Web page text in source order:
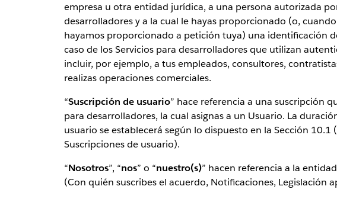
empresa u otra entidad jurídica, a una persona autorizada
desarrolladores y a la cual le hayas proporcionado (o,
hayamos proporcionado a petición tuya) una identificación
caso de los Servicios para desarrolladores que utilizan
incluir, por ejemplo, a tus empleados, consultores,
realizas operaciones comerciales.
“Suscripción de usuario” hace referencia a una suscripción
para desarrolladores, la cual asignas a un Usuario. La
usuario se establecerá según lo dispuesto en la Sección 10.1
Suscripciones de usuario).
“Nosotros”, “nos” o “nuestro(s)” hacen referencia a la
(Con quién suscribes el acuerdo, Notificaciones, Legislación